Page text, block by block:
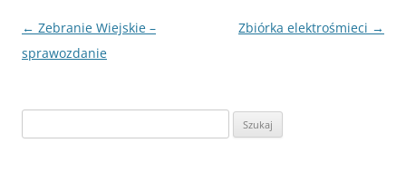
Nawigacja
wpisu
← Zebranie Wiejskie –
sprawozdanie
Zbiórka elektrośmieci →